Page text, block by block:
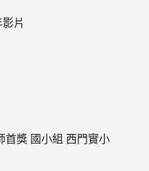
片
獎 國小組 西門實小